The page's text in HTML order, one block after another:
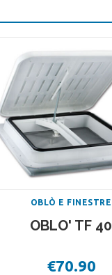
OBLÒ E FINESTRE
OBLO' TF 40
€70.90